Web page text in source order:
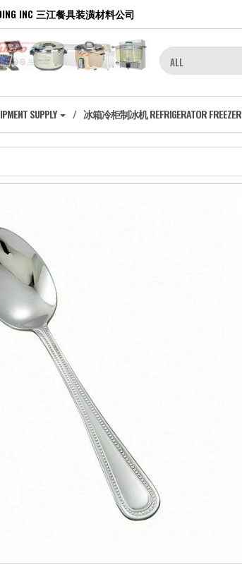
INC 三江餐具装潢材料公司
SUPPLY 冰箱冷柜制冰机 REFRIGERATOR FREEZER